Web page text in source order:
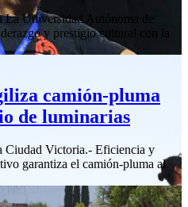
La Universidad Autónoma de
y prestigio cultural con la
camión-pluma
de luminarias
Ciudad Victoria.- Eficiencia y
garantiza el camión-pluma al